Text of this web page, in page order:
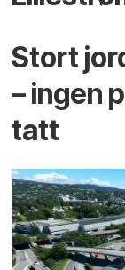
Stort
– ingen
tatt